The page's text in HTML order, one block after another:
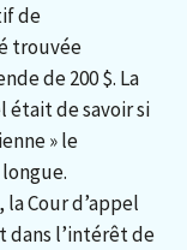
de
trouvée
de 200 $. La
était de savoir si
» le
Cour d’appel
dans l’intérêt de